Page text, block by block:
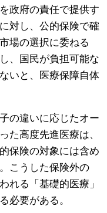
政府の責任で提供す
対し、公的保険で確
場の選択に委ねる
、国民が負担可能な
いと、医療保障自体
の違いに応じたオー
た高度先進医療は、
保険の対象には含め
こうした保険外の
れる「基礎的医療」
必要がある。